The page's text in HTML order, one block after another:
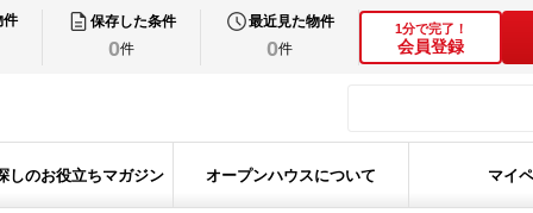
件 保存した条件
0件
最近見た物件
0件
1分で完了！
会員登録
しのお役立ちマガジン オープンハウスについて マイ